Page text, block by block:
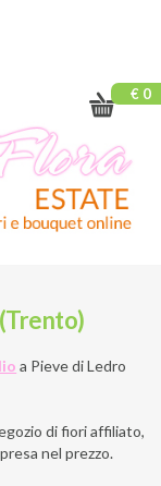
€ 0
a Pieve di Ledro
di fiori affiliato,
nel prezzo.